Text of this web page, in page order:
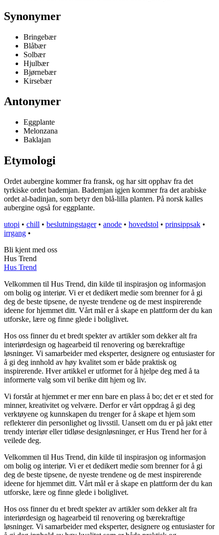
Synonymer
Bringebær
Blåbær
Solbær
Hjulbær
Bjørnebær
Kirsebær
Antonymer
Eggplante
Melonzana
Baklajan
Etymologi
Ordet aubergine kommer fra fransk, og har sitt opphav fra det
tyrkiske ordet bademjan. Bademjan igjen kommer fra det arabiske
ordet al-badinjan, som betyr den blå-lilla planten. På norsk kalles
aubergine også for eggplante.
utopi • chill • beslutningstager• anode • hovedstol • prinsippsak •
irrgang •
Bli kjent med oss
Hus Trend
Hus Trend
Velkommen til Hus Trend, din kilde til inspirasjon og informasjon
om bolig og interiør. Vi er et dedikert medie som brenner for å gi
deg de beste tipsene, de nyeste trendene og de mest inspirerende
ideene for hjemmet ditt. Vårt mål er å skape en plattform der du kan
utforske, lære og finne glede i boliglivet.
Hos oss finner du et bredt spekter av artikler som dekker alt fra
interiørdesign og hagearbeid til renovering og bærekraftige
løsninger. Vi samarbeider med eksperter, designere og entusiaster for
å gi deg innhold av høy kvalitet som er både praktisk og
inspirerende. Hver artikkel er utformet for å hjelpe deg med å ta
informerte valg som vil berike ditt hjem og liv.
Vi forstår at hjemmet er mer enn bare en plass å bo; det er et sted for
minner, kreativitet og velvære. Derfor er vårt oppdrag å gi deg
verktøyene og kunnskapen du trenger for å skape et hjem som
reflekterer din personlighet og livsstil. Uansett om du er på jakt etter
trendy interiør eller tidløse designløsninger, er Hus Trend her for å
veilede deg.
Velkommen til Hus Trend, din kilde til inspirasjon og informasjon
om bolig og interiør. Vi er et dedikert medie som brenner for å gi
deg de beste tipsene, de nyeste trendene og de mest inspirerende
ideene for hjemmet ditt. Vårt mål er å skape en plattform der du kan
utforske, lære og finne glede i boliglivet.
Hos oss finner du et bredt spekter av artikler som dekker alt fra
interiørdesign og hagearbeid til renovering og bærekraftige
løsninger. Vi samarbeider med eksperter, designere og entusiaster for